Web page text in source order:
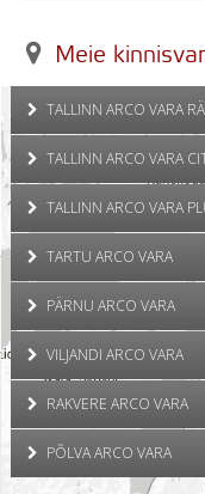
Meie
TALLINN ARCO VARA
TALLINN ARCO VARA
TALLINN ARCO VARA
TARTU ARCO VARA
PÄRNU ARCO VARA
VILJANDI ARCO VARA
RAKVERE ARCO VARA
PÕLVA ARCO VARA